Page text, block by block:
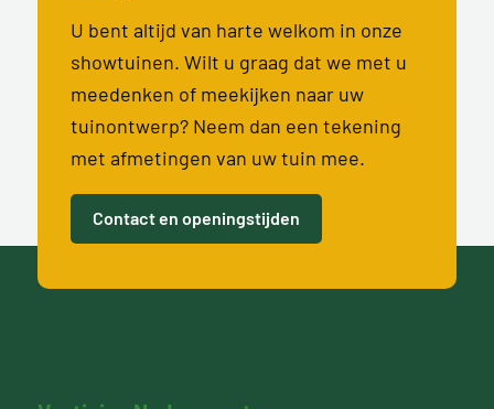
U bent altijd van harte welkom in onze
showtuinen. Wilt u graag dat we met u
meedenken of meekijken naar uw
tuinontwerp? Neem dan een tekening
met afmetingen van uw tuin mee.
Contact en openingstijden